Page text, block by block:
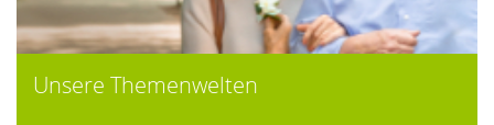
Unsere Themenwelten